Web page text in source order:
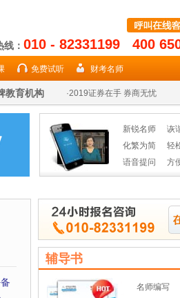
： 010 - 82331199 400
免费试听 财考名师
教育机构
·2019年期货从业名师授课高
2019证券在手 券商无忧
·2019年基金从业资格辅导热招
·2019证券在手 券商无忧
·2019年基金从业资格辅导热招
新锐名师
诙
化繁为简
轻
语音提问
方
辅导书
名师编写